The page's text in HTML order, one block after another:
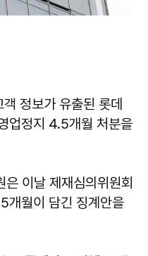
정보가 유출된 롯데
업정지 4.5개월 처분을
이날 제재심의위원회
개월이 담긴 징계안을